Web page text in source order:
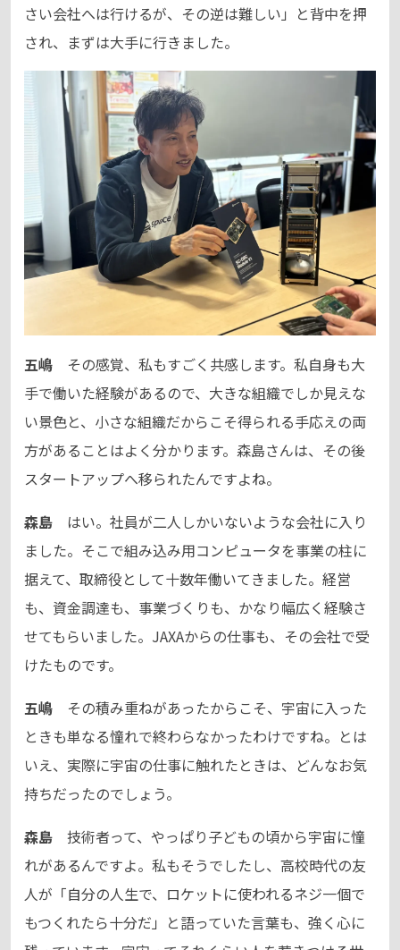
さい会社へは行けるが、その逆は難しい」と背中を押
され、まずは大手に行きました。
五嶋 その感覚、私もすごく共感します。私自身も大
手で働いた経験があるので、大きな組織でしか見えな
い景色と、小さな組織だからこそ得られる手応えの両
方があることはよく分かります。森島さんは、その後
スタートアップへ移られたんですよね。
森島 はい。社員が二人しかいないような会社に入り
ました。そこで組み込み用コンピュータを事業の柱に
据えて、取締役として十数年働いてきました。経営
も、資金調達も、事業づくりも、かなり幅広く経験さ
せてもらいました。JAXAからの仕事も、その会社で受
けたものです。
五嶋 その積み重ねがあったからこそ、宇宙に入った
ときも単なる憧れで終わらなかったわけですね。とは
いえ、実際に宇宙の仕事に触れたときは、どんなお気
持ちだったのでしょう。
森島 技術者って、やっぱり子どもの頃から宇宙に憧
れがあるんですよ。私もそうでしたし、高校時代の友
人が「自分の人生で、ロケットに使われるネジ一個で
もつくれたら十分だ」と語っていた言葉も、強く心に